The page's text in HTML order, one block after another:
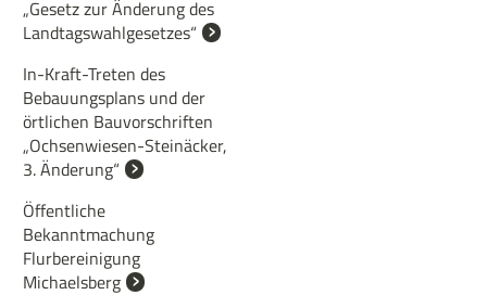
„Gesetz zur Änderung des
Landtagswahlgesetzes“
In-Kraft-Treten des
Bebauungsplans und der
örtlichen Bauvorschriften
„Ochsenwiesen-Steinäcker,
3. Änderung“
Öffentliche
Bekanntmachung
Flurbereinigung
Michaelsberg